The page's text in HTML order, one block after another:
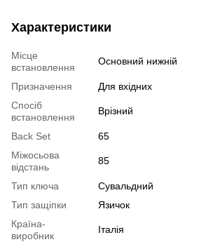
Характеристики
Місце
встановлення
Основний нижній
Призначення
Для вхідних
Спосіб
встановлення
Врізний
Back Set
65
Міжосьова
відстань
85
Тип ключа
Сувальдний
Тип защіпки
Язичок
Країна-
виробник
Італія